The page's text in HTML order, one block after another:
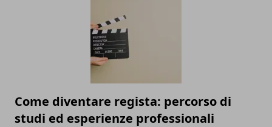
Come diventare regista: percorso di
studi ed esperienze professionali